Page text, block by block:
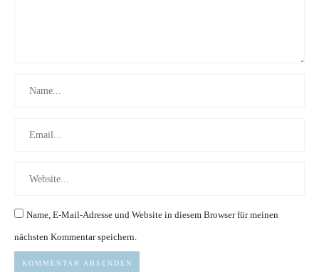
Name, E-Mail-Adresse und Website in diesem Browser für meinen
nächsten Kommentar speichern.